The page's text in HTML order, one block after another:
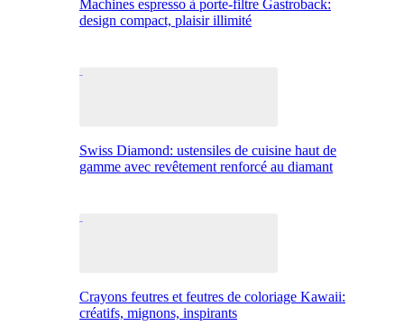
Machines espresso à porte-filtre Gastroback:
design compact, plaisir illimité
Swiss Diamond: ustensiles de cuisine haut de
gamme avec revêtement renforcé au diamant
Crayons feutres et feutres de coloriage Kawaii:
créatifs, mignons, inspirants